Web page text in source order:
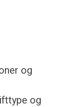
og
og